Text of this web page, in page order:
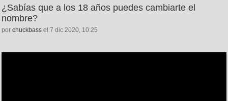
¿Sabías que a los 18 años puedes cambiarte el
nombre?
por chuckbass el 7 dic 2020, 10:25